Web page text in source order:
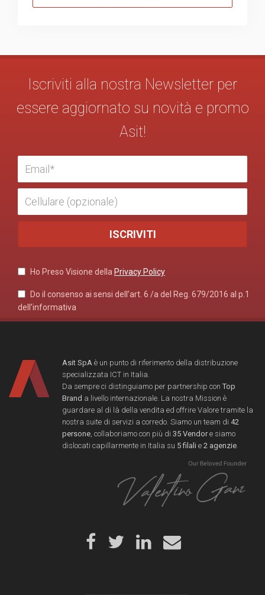
Iscriviti alla nostra Newsletter per
essere aggiornato su novità e promo
Asit!
Ho Preso Visione della Privacy Policy
Do il consenso ai sensi dell’art. 6 /a del Reg. 679/2016 al p.1
dell’informativa
Asit SpA è un punto di riferimento della distribuzione
specializzata ICT in Italia.
Da sempre ci distinguiamo per partnership con Top
Brand a livello internazionale. La nostra Mission è
guardare al di là della vendita ed offrire Valore tramite la
nostra suite di servizi a corredo. Siamo un team di 42
persone, collaboriamo con più di 35 Vendore siamo
dislocati capillarmente in Italia su 5 filali e 2 agenzie.